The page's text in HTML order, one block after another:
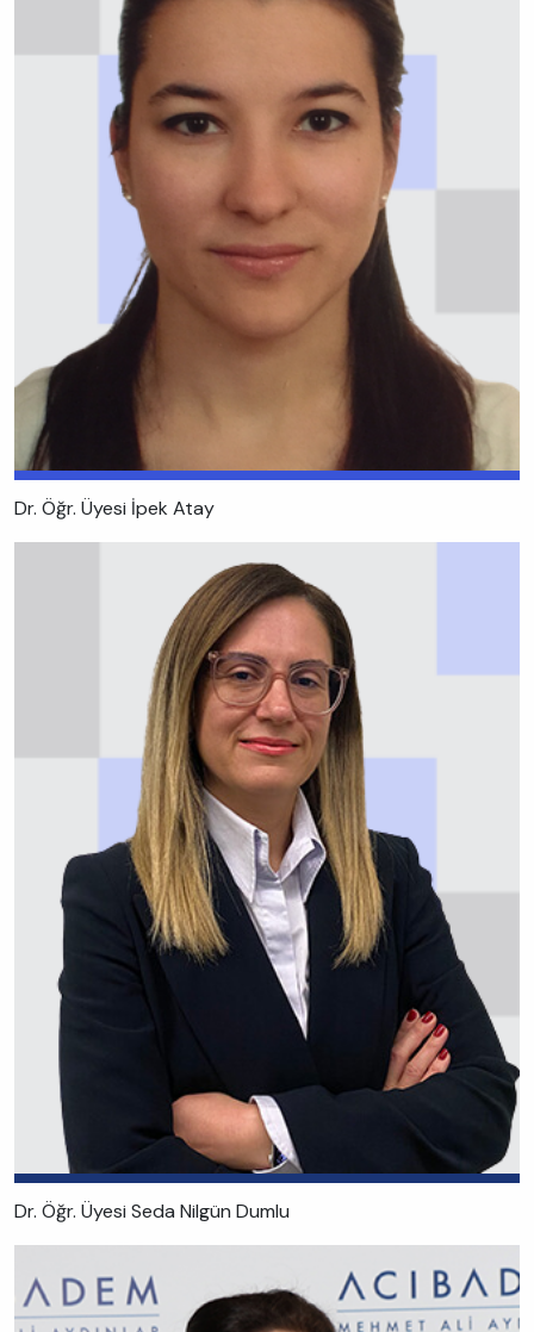
Dr. Öğr. Üyesi İpek Atay
Dr. Öğr. Üyesi Seda Nilgün Dumlu